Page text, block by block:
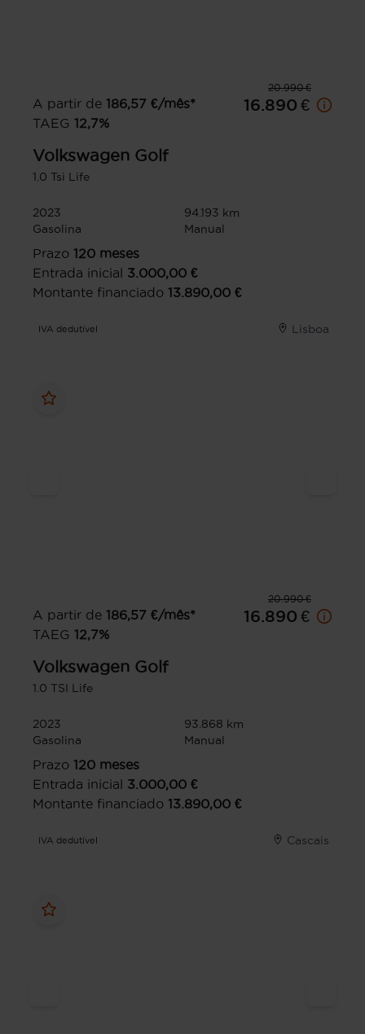
20.990 €
A partir de 186,57 €/mês*
TAEG 12,7%
16.890 €
Volkswagen Golf
1.0 Tsi Life
2023
94.193 km
Gasolina
Manual
Prazo 120 meses
Entrada inicial 3.000,00 €
Montante financiado 13.890,00 €
IVA dedutível Lisboa
20.990 €
A partir de 186,57 €/mês*
TAEG 12,7%
16.890 €
Volkswagen Golf
1.0 TSI Life
2023
93.868 km
Gasolina
Manual
Prazo 120 meses
Entrada inicial 3.000,00 €
Montante financiado 13.890,00 €
IVA dedutível Cascais